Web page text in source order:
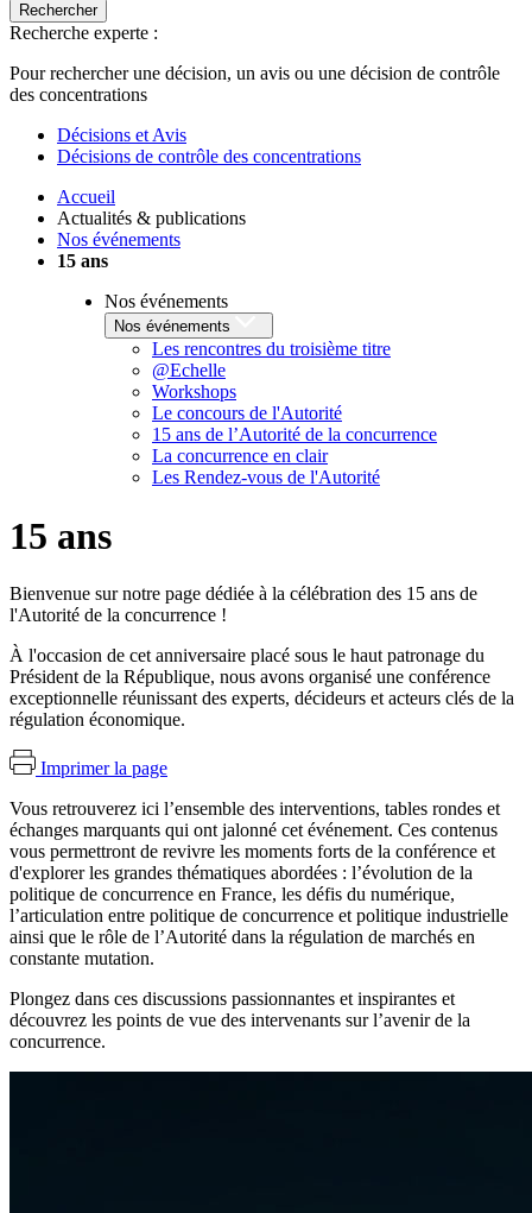
Rechercher
Recherche experte :
Pour rechercher une décision, un avis ou une décision de contrôle
des concentrations
Décisions et Avis
Décisions de contrôle des concentrations
Accueil
Actualités & publications
Nos événements
15 ans
Nos événements
Nos événements
Les rencontres du troisième titre
@Echelle
Workshops
Le concours de l'Autorité
15 ans de l’Autorité de la concurrence
La concurrence en clair
Les Rendez-vous de l'Autorité
15 ans
Bienvenue sur notre page dédiée à la célébration des 15 ans de
l'Autorité de la concurrence !
À l'occasion de cet anniversaire placé sous le haut patronage du
Président de la République, nous avons organisé une conférence
exceptionnelle réunissant des experts, décideurs et acteurs clés de la
régulation économique.
Imprimer la page
Vous retrouverez ici l’ensemble des interventions, tables rondes et
échanges marquants qui ont jalonné cet événement. Ces contenus
vous permettront de revivre les moments forts de la conférence et
d'explorer les grandes thématiques abordées : l’évolution de la
politique de concurrence en France, les défis du numérique,
l’articulation entre politique de concurrence et politique industrielle
ainsi que le rôle de l’Autorité dans la régulation de marchés en
constante mutation.
Plongez dans ces discussions passionnantes et inspirantes et
découvrez les points de vue des intervenants sur l’avenir de la
concurrence.